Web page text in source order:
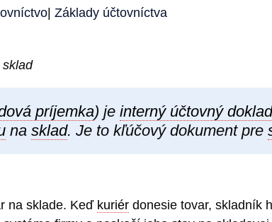
Základy účtovníctva
príjemka) je interný účtovný doklad
na sklad. Je to kľúčový dokument pre
na sklade. Keď kuriér donesie tovar, skladník